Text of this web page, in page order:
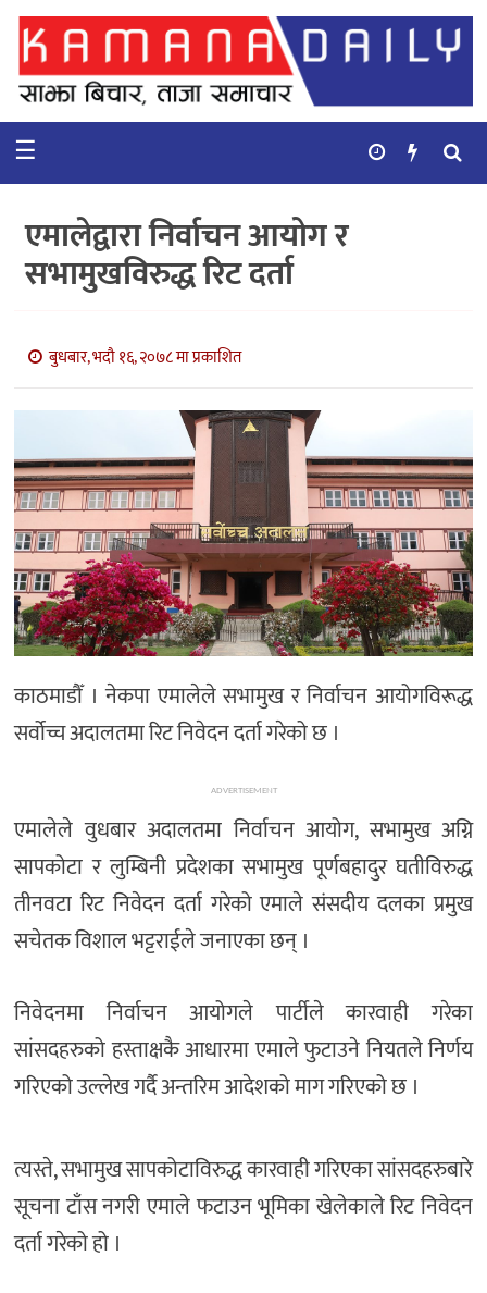
गृहपृष्ठ
समाचार
कुटनिती
कुराकानी
बाणिज्य
भिडियो
सिफारिस
☰
एमालेद्वारा निर्वाचन आयोग र
सभामुखविरुद्ध रिट दर्ता
बुधबार, भदौ १६, २०७८ मा प्रकाशित
काठमाडौँ । नेकपा एमालेले सभामुख र निर्वाचन आयोगविरूद्ध
सर्वोच्च अदालतमा रिट निवेदन दर्ता गरेको छ ।
ADVERTISEMENT
एमालेले वुधबार अदालतमा निर्वाचन आयोग, सभामुख अग्नि
सापकोटा र लुम्बिनी प्रदेशका सभामुख पूर्णबहादुर घतीविरुद्ध
तीनवटा रिट निवेदन दर्ता गरेको एमाले संसदीय दलका प्रमुख
सचेतक विशाल भट्टराईले जनाएका छन् ।
निवेदनमा निर्वाचन आयोगले पार्टीले कारवाही गरेका
सांसदहरुको हस्ताक्षकै आधारमा एमाले फुटाउने नियतले निर्णय
गरिएको उल्लेख गर्दै अन्तरिम आदेशको माग गरिएको छ ।
त्यस्ते, सभामुख सापकोटाविरुद्ध कारवाही गरिएका सांसदहरुबारे
सूचना टाँस नगरी एमाले फटाउन भूमिका खेलेकाले रिट निवेदन
दर्ता गरेको हो ।